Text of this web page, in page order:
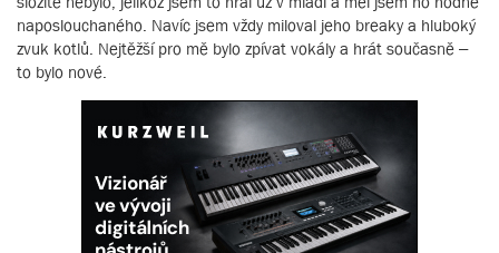
naposlouchaného. Navíc jsem vždy miloval jeho breaky a hluboký
zvuk kotlů. Nejtěžší pro mě bylo zpívat vokály a hrát současně –
to bylo nové.